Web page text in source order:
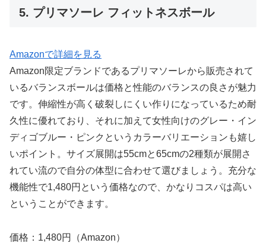
5. プリマソーレ フィットネスボール
Amazonで詳細を見る
Amazon限定ブランドであるプリマソーレから販売されて
いるバランスボールは価格と性能のバランスの良さが魅力
です。伸縮性が高く破裂しにくい作りになっているため耐
久性に優れており、それに加えて女性向けのグレー・イン
ディゴブルー・ピンクというカラーバリエーションも嬉し
いポイント。サイズ展開は55cmと65cmの2種類が展開さ
れてい流ので自分の体型に合わせて選びましょう。充分な
機能性で1,480円という価格なので、かなりコスパは高い
ということができます。
価格：1,480円（Amazon）